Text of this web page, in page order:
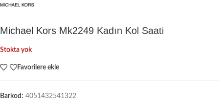
Michael Kors Mk2249 Kadın Kol Saati
Stokta yok
Favorilere ekle
Barkod: 4051432541322